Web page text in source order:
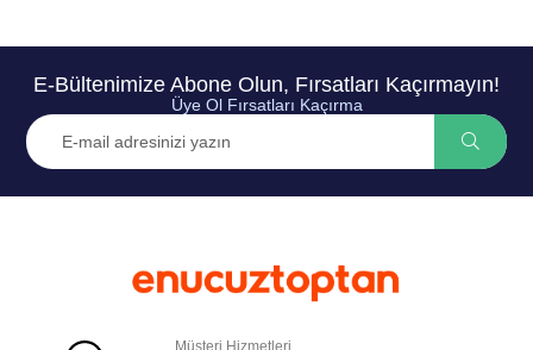
E-Bültenimize Abone Olun, Fırsatları Kaçırmayın!
Üye Ol Fırsatları Kaçırma
Müşteri Hizmetleri